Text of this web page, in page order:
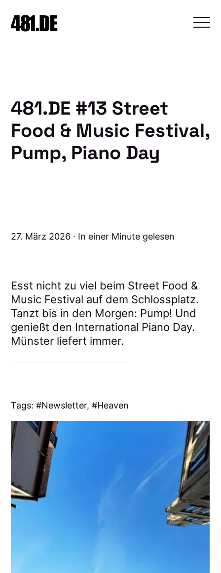
27. März 2026 In einer Minute gelesen
481.DE #13 Street
Food & Music Festival,
Pump, Piano Day
Esst nicht zu viel beim Street Food &
Music Festival auf dem Schlossplatz.
Tanzt bis in den Morgen: Pump! Und
genießt den International Piano Day.
Münster liefert immer.
Tags: Newsletter, Heaven